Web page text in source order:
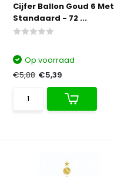
Cijfer Ballon Goud 6 Met
Standaard - 72 ...
Op voorraad
€5,88 €5,39